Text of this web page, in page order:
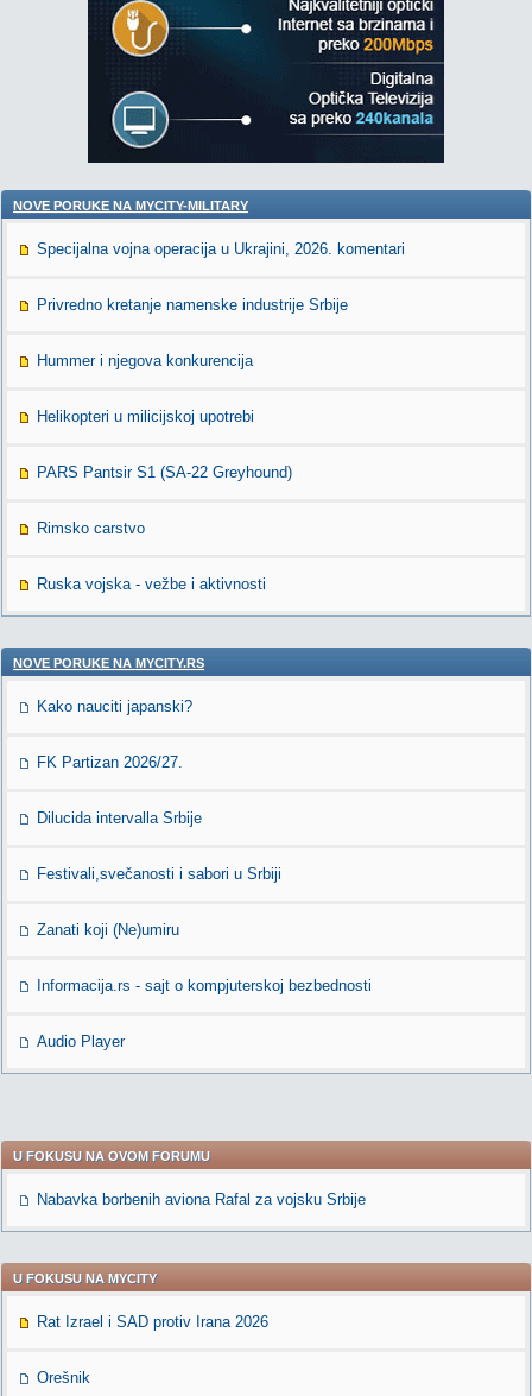
NOVE PORUKE NA MYCITY-MILITARY
Specijalna vojna operacija u Ukrajini, 2026. komentari
Privredno kretanje namenske industrije Srbije
Hummer i njegova konkurencija
Helikopteri u milicijskoj upotrebi
PARS Pantsir S1 (SA-22 Greyhound)
Rimsko carstvo
Ruska vojska - vežbe i aktivnosti
NOVE PORUKE NA MYCITY.RS
Kako nauciti japanski?
FK Partizan 2026/27.
Dilucida intervalla Srbije
Festivali,svečanosti i sabori u Srbiji
Zanati koji (Ne)umiru
Informacija.rs - sajt o kompjuterskoj bezbednosti
Audio Player
U FOKUSU NA OVOM FORUMU
Nabavka borbenih aviona Rafal za vojsku Srbije
U FOKUSU NA MYCITY
Rat Izrael i SAD protiv Irana 2026
Orešnik